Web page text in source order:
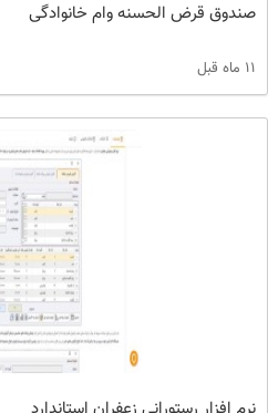
صندوق قرض الحسنه وام خانوادگی
11 ماه قبل